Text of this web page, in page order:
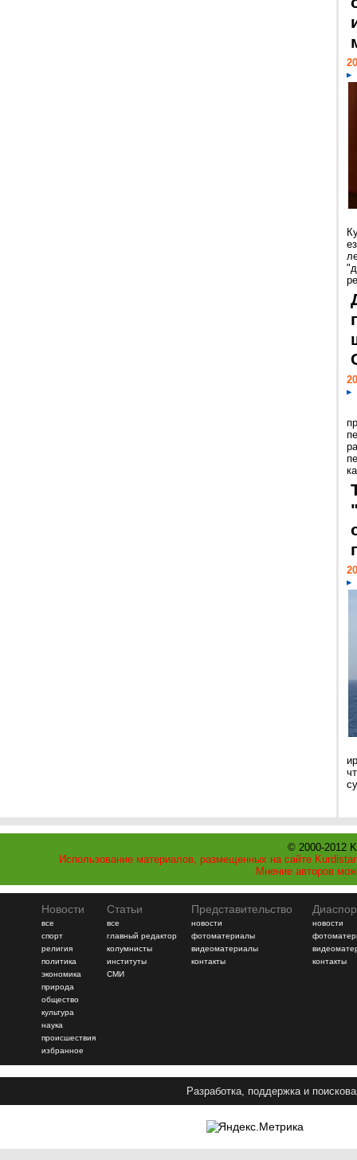
© 2000-2012
Использование материалов, размещенных на сайте
Мнение авторов
Новости
все
спорт
религия
политика
экономика
природа
общество
культура
наука
происшествия
избранное
Статьи
все
главный редактор
колумнисты
институты
СМИ
Представительство
новости
фотоматериалы
видеоматериалы
контакты
новости
контакты
Разработка, поддержка и